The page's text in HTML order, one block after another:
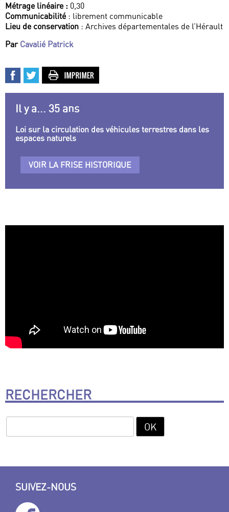
Métrage linéaire : 0,30
Communicabilité: librement communicable
Lieu de conservation : Archives départementales de l’Hérault
Par Cavalié Patrick
Il y a... 35 ans
Loi sur la circulation des véhicules terrestres dans les
espaces naturels
VOIR LA FRISE HISTORIQUE
RECHERCHER
SUIVEZ-NOUS